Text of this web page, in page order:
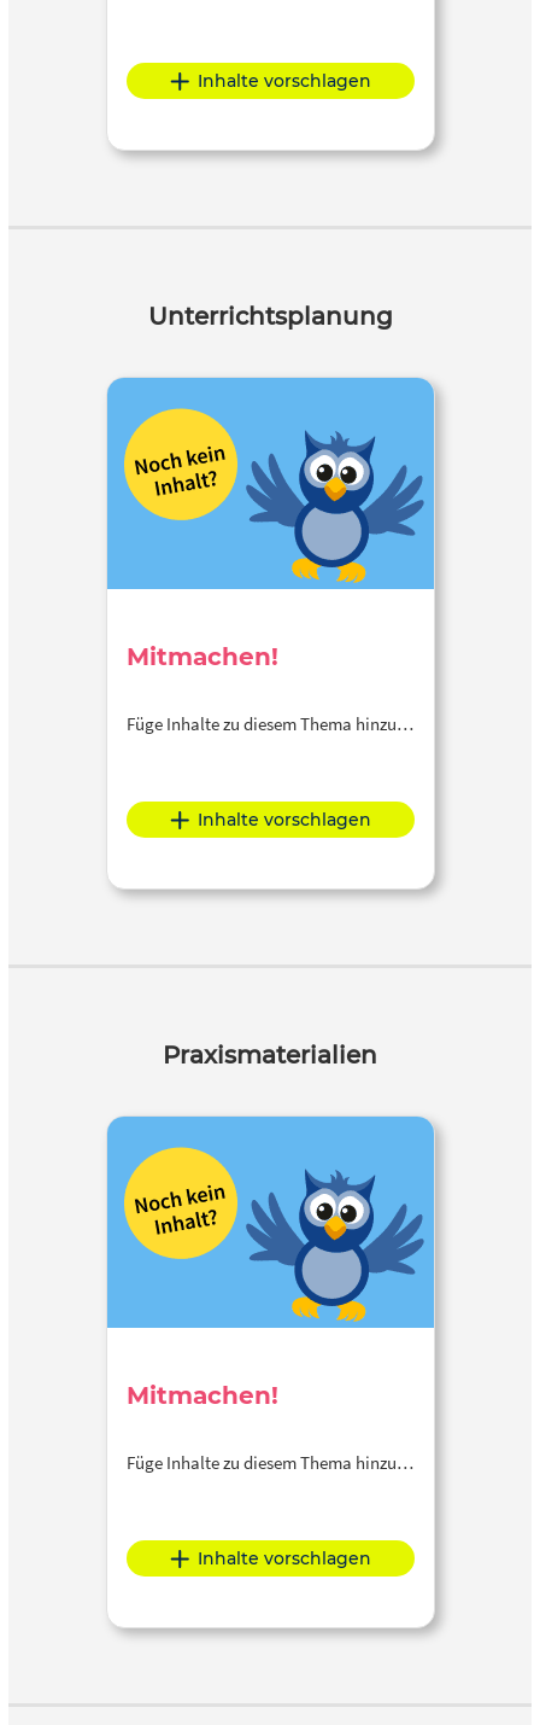
Inhalte vorschlagen
Unterrichtsplanung
Mitmachen!
Füge Inhalte zu diesem Thema hinzu…
Inhalte vorschlagen
Praxismaterialien
Mitmachen!
Füge Inhalte zu diesem Thema hinzu…
Inhalte vorschlagen